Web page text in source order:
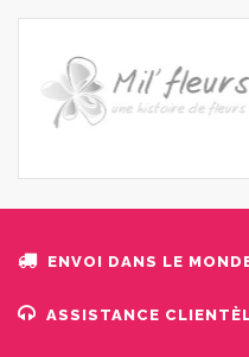
ENVOI DANS LE
ASSISTANCE